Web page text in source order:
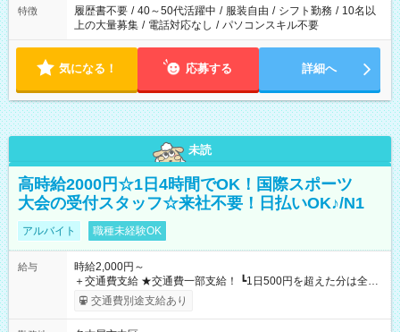
合は応募できません。
特徴 履歴書不要 / 40～50代活躍中 / 服装自由 / シフト勤務 / 10名以
上の大量募集 / 電話対応なし / パソコンスキル不要
気になる！ 応募する 詳細へ
未読
高時給2000円☆1日4時間でOK！国際スポーツ
大会の受付スタッフ☆来社不要！日払いOK♪/N1
アルバイト 職種未経験OK
給与
時給2,000円～
＋交通費支給 ★交通費一部支給！ ┗1日500円を超えた分は全額
支給！ ※往復500円以内の方は自己負担となります ★日払い
OK！（規定あり） ┗働いたその日に現金GET♪ お仕事後はコン
交通費別途支給あり